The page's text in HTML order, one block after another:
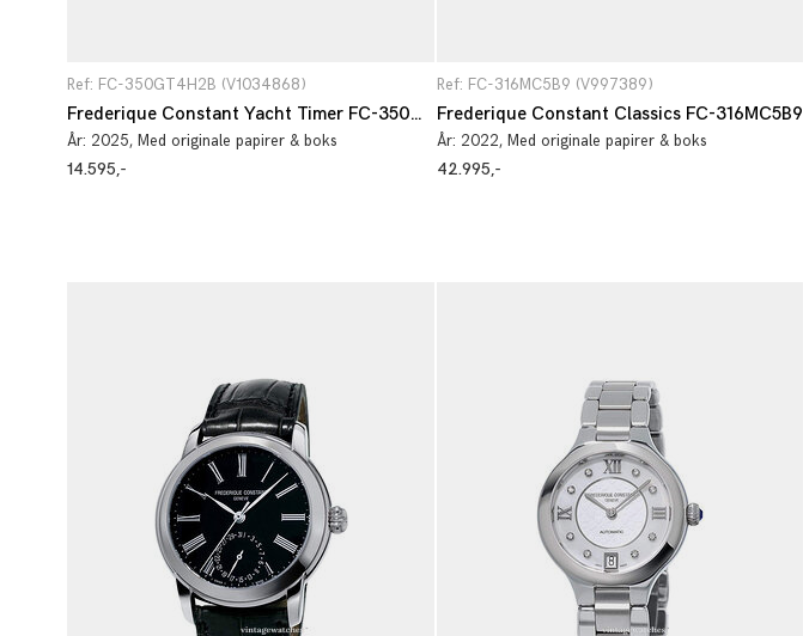
Ref: FC-350GT4H2B (V1034868)
Frederique Constant Yacht Timer FC-350GT4H2B
År: 2025, Med originale papirer & boks
14.595,-
Ref: FC-316MC5B9 (V997389)
Frederique Constant Classics FC-316MC5B9
År: 2022, Med originale papirer & boks
42.995,-